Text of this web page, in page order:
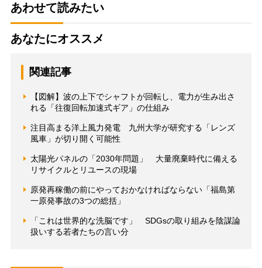
あわせて読みたい
あなたにオススメ
関連記事
【図解】波の上下でシャフトが回転し、電力が生み出さ
れる「往復回転加速式ギア」の仕組み
注目高まる洋上風力発電 九州大学が研究する「レンズ
風車」が切り開く可能性
太陽光パネルの「2030年問題」 大量廃棄時代に備える
リサイクルとリユースの現場
原発再稼働の前にやっておかなければならない「福島第
一原発事故の3つの総括」
「これは世界的な洗脳です」 SDGsの取り組みを陰謀論
扱いする若者たちの言い分